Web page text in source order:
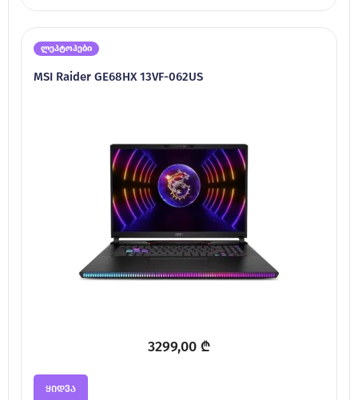
ლეპტოპები
MSI Raider GE68HX 13VF-062US
3299,00 ₾
ყიდვა